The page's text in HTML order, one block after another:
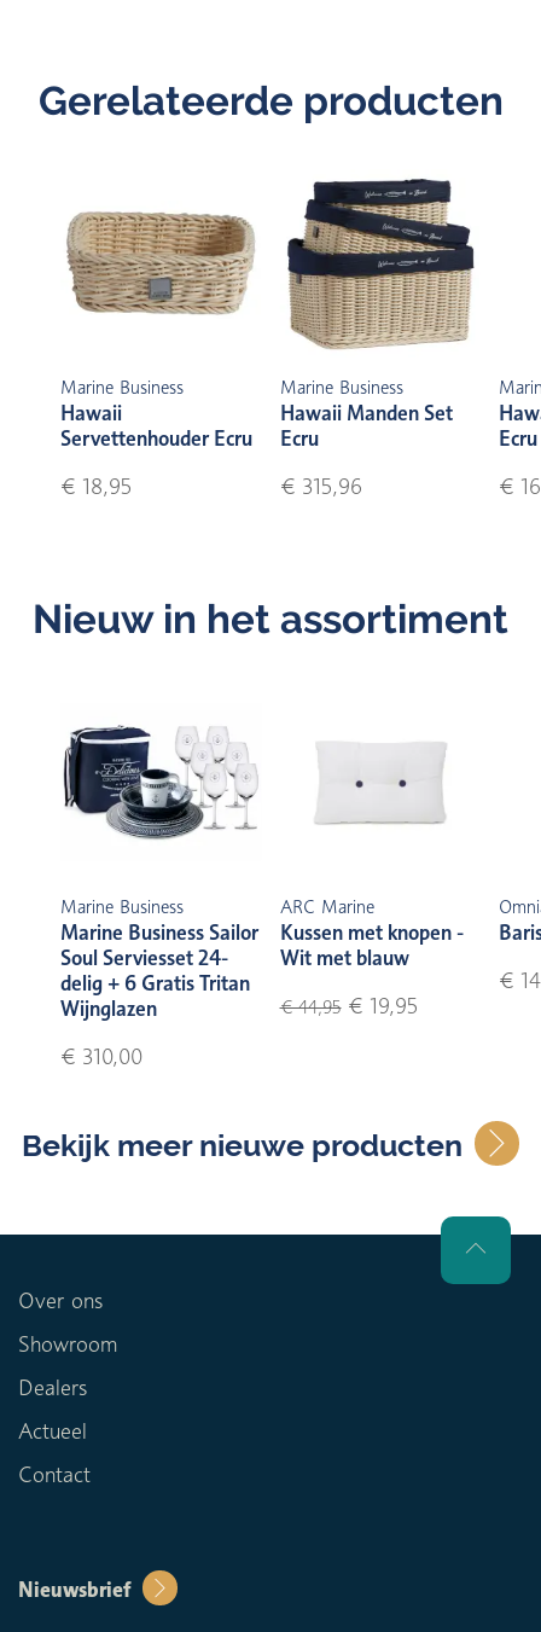
Gerelateerde producten
Marine Business
Hawaii
Servettenhouder Ecru
€ 18,95
Marine Business
Hawaii Manden Set
Ecru
€ 315,96
Ecru
€
Nieuw in het assortiment
Marine Business
Marine Business Sailor
Soul Serviesset 24-
delig + 6 Gratis Tritan
Wijnglazen
€ 310,00
ARC Marine
Kussen met knopen -
Wit met blauw
€ 44,95€ 19,95
€
Bekijk meer nieuwe producten
Over ons
Showroom
Dealers
Actueel
Contact
Nieuwsbrief